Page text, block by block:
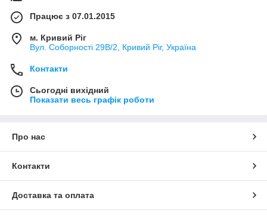
Працює з 07.01.2015
м. Кривий Ріг
Вул. Соборності 29В/2, Кривий Ріг, Україна
Контакти
Сьогодні вихідний
Показати весь графік роботи
Про нас
Контакти
Доставка та оплата